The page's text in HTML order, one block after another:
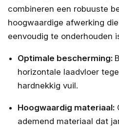
combineren een robuuste
hoogwaardige afwerking
eenvoudig te onderhouden
Optimale bescherming:
horizontale laadvloer
hardnekkig vuil.
Hoogwaardig materiaal:
ademend materiaal dat